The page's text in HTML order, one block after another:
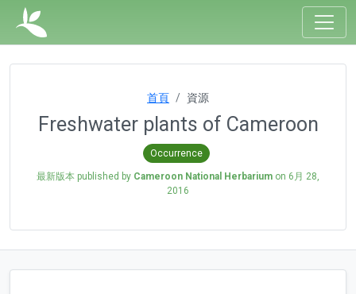
首頁 資源
Freshwater plants of Cameroon
Occurrence
最新版本 published by Cameroon National Herbarium on 6月 28,
2016